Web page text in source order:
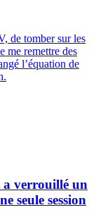
de tomber sur les
me remettre des
l’équation de
verrouillé un
seule session